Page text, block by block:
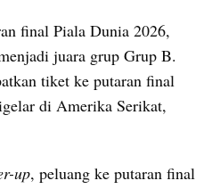
final Piala Dunia 2026,
juara grup Grup B.
tiket ke putaran final
di Amerika Serikat,
up, peluang ke putaran final